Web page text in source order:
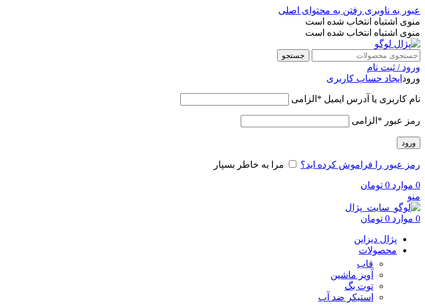
عبور به ناوبری رفتن به محتوای اصلی
منوی اشتباه انتخاب شده است
منوی اشتباه انتخاب شده است
جستجو
ورود / ثبت نام
ورود ایجاد حساب کاربری
نام کاربری یا آدرس ایمیل * الزامی
رمز عبور * الزامی
ورود
رمز عبور را فراموش کرده اید؟ مرا به خاطر بسپار
0 موارد 0 تومان
منو
0 موارد 0 تومان
پژال دیزاین
محصولات
قاب
آویز ماشین
توت بگ
استیکر ضد آب